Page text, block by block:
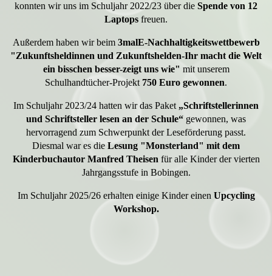
konnten wir uns im Schuljahr 2022/23 über die Spende von 12
Laptops freuen.
Außerdem haben wir beim 3malE-Nachhaltigkeitswettbewerb
"Zukunftsheldinnen und Zukunftshelden-Ihr macht die Welt
ein bisschen besser-zeigt uns wie" mit unserem
Schulhandtücher-Projekt 750 Euro gewonnen.
Im Schuljahr 2023/24 hatten wir das Paket „Schriftstellerinnen
und Schriftsteller lesen an der Schule“ gewonnen, was
hervorragend zum Schwerpunkt der Leseförderung passt.
Diesmal war es die Lesung "Monsterland" mit dem
Kinderbuchautor Manfred Theisen für alle Kinder der vierten
Jahrgangsstufe in Bobingen.
Im Schuljahr 2025/26 erhalten einige Kinder einen Upcycling
Workshop.